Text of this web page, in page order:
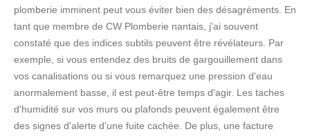
plomberie imminent peut vous éviter bien des désagréments. En
tant que membre de CW Plomberie nantais, j'ai souvent
constaté que des indices subtils peuvent être révélateurs. Par
exemple, si vous entendez des bruits de gargouillement dans
vos canalisations ou si vous remarquez une pression d'eau
anormalement basse, il est peut-être temps d'agir. Les taches
d'humidité sur vos murs ou plafonds peuvent également être
des signes d'alerte d'une fuite cachée. De plus, une facture